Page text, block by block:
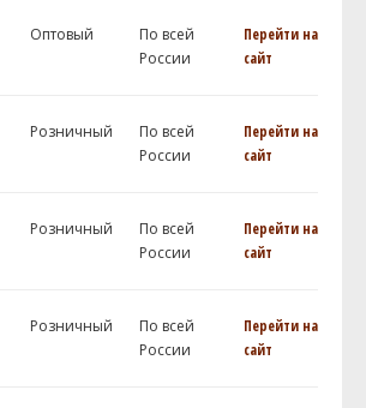
Оптовый
По всей
России
Перейти на
сайт
Розничный
По всей
России
Перейти на
сайт
Розничный
По всей
России
Перейти на
сайт
Розничный
По всей
России
Перейти на
сайт